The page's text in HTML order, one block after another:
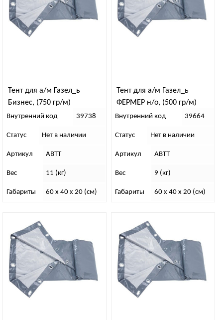
Тент для а/м Газел_ь
Бизнес, (750 гр/м)
Внутренний код 39738
Статус Нет в наличии
Артикул АВТТ
Вес 11 (кг)
Габариты 60 x 40 x 20 (см)
Тент для а/м Газел_ь
ФЕРМЕР н/о, (500 гр/м)
Внутренний код 39664
Статус Нет в наличии
Артикул АВТТ
Вес 9 (кг)
Габариты 60 x 40 x 20 (см)